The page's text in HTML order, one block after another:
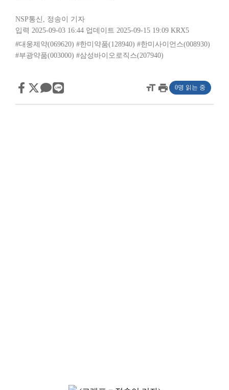
NSP통신 , 정송이 기자
입력 2025-09-03 16:44 업데이트 2025-09-15 19:09 KRX5
#대웅제약(069620) #한미약품(128940) #한미사이언스(008930)
#부광약품(003000) #삼성바이오로직스(207940)
format_sizeprint 0명 읽는 중